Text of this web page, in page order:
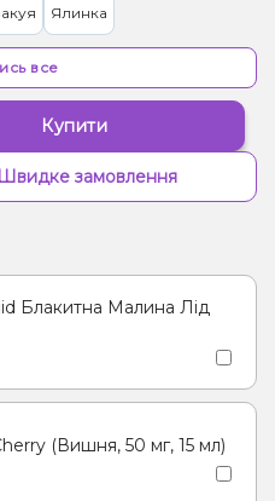
Ялинка
Ожина, Малина, Льод
все
Купити
Швидке замовлення
Блакитна Малина Лід
(Вишня, 50 мг, 15 мл)